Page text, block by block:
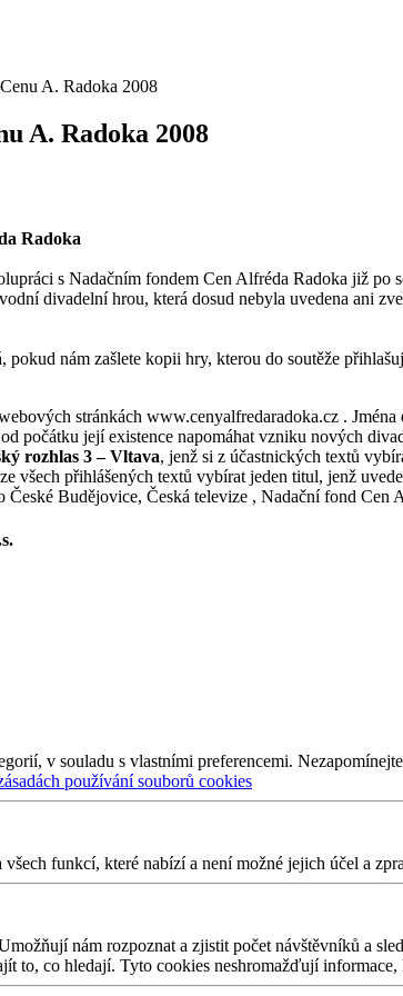
A. Radoka 2008
A. Radoka 2008
Radoka
s Nadačním fondem Cen Alfréda Radoka již po
divadelní hrou, která dosud nebyla uvedena ani
nám zašlete kopii hry, kterou do soutěže
stránkách www.cenyalfredaradoka.cz .
počátku její existence napomáhat vzniku nových
rozhlas 3 – Vltava, jenž si z účastnických textů
všech přihlášených textů vybírat jeden titul, jenž
Budějovice, Česká televize , Nadační fond Cen
v souladu s vlastními preferencemi.
používání souborů cookies
funkcí, které nabízí a není možné jejich účel a
nám rozpoznat a zjistit počet návštěvníků a
to, co hledají. Tyto cookies neshromažďují